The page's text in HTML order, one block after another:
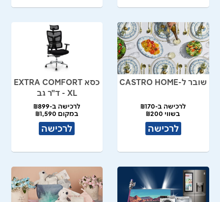
שובר ל-CASTRO HOME
לרכישה ב-₪170
בשווי ₪200
לרכישה
כסא EXTRA COMFORT
XL - ד"ר גב
לרכישה ב-₪899
במקום ₪1,590
לרכישה